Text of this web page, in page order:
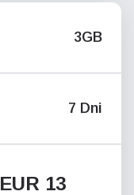
3GB
7 Dni
EUR 13